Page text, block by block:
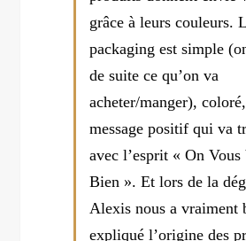
grâce à leurs couleurs.
packaging est simple
de suite ce qu’on va
acheter/manger),
message positif qui va
avec l’esprit « On
Bien ». Et lors de la
Alexis nous a vraiment
expliqué l’origine des